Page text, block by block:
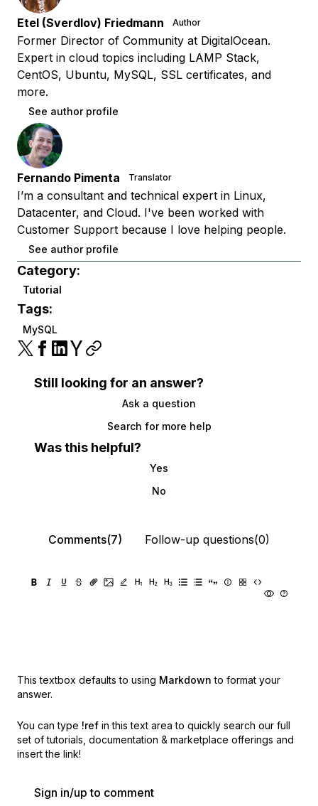
Etel (Sverdlov) Friedmann Author
Former Director of Community at DigitalOcean.
Expert in cloud topics including LAMP Stack,
CentOS, Ubuntu, MySQL, SSL certificates, and
more.
See author profile
Fernando Pimenta Translator
I’m a consultant and technical expert in Linux,
Datacenter, and Cloud. I've been worked with
Customer Support because I love helping people.
See author profile
Category:
Tutorial
Tags:
MySQL
Still looking for an answer?
Ask a question
Search for more help
Was this helpful?
Yes
No
Comments(7) Follow-up questions(0)
This textbox defaults to using Markdown to format your
answer.
You can type !ref in this text area to quickly search our full
set of tutorials, documentation & marketplace offerings and
insert the link!
Sign in/up to comment